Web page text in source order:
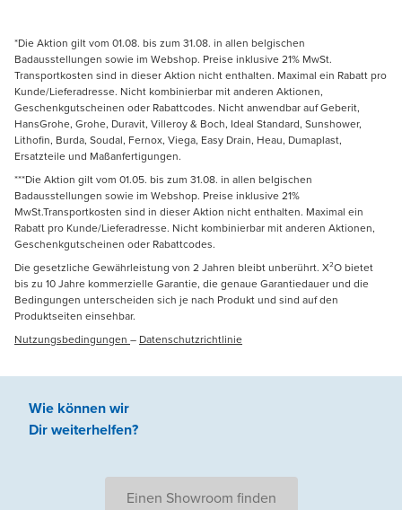
*Die Aktion gilt vom 01.08. bis zum 31.08. in allen belgischen
Badausstellungen sowie im Webshop. Preise inklusive 21% MwSt.
Transportkosten sind in dieser Aktion nicht enthalten. Maximal ein Rabatt pro
Kunde/Lieferadresse. Nicht kombinierbar mit anderen Aktionen,
Geschenkgutscheinen oder Rabattcodes. Nicht anwendbar auf Geberit,
HansGrohe, Grohe, Duravit, Villeroy & Boch, Ideal Standard, Sunshower,
Lithofin, Burda, Soudal, Fernox, Viega, Easy Drain, Heau, Dumaplast,
Ersatzteile und Maßanfertigungen.
***Die Aktion gilt vom 01.05. bis zum 31.08. in allen belgischen
Badausstellungen sowie im Webshop. Preise inklusive 21%
MwSt.Transportkosten sind in dieser Aktion nicht enthalten. Maximal ein
Rabatt pro Kunde/Lieferadresse. Nicht kombinierbar mit anderen Aktionen,
Geschenkgutscheinen oder Rabattcodes.
Die gesetzliche Gewährleistung von 2 Jahren bleibt unberührt. X²O bietet
bis zu 10 Jahre kommerzielle Garantie, die genaue Garantiedauer und die
Bedingungen unterscheiden sich je nach Produkt und sind auf den
Produktseiten einsehbar.
Nutzungsbedingungen – Datenschutzrichtlinie
Wie können wir
Dir weiterhelfen?
Einen Showroom finden